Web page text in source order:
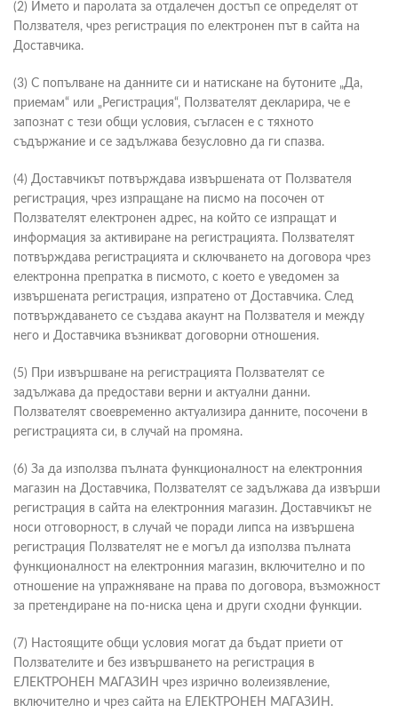
(2) Името и паролата за отдалечен достъп се определят от
Ползвателя, чрез регистрация по електронен път в сайта на
Доставчика.
(3) С попълване на данните си и натискане на бутоните „Да,
приемам“ или „Регистрация“, Ползвателят декларира, че е
запознат с тези общи условия, съгласен е с тяхното
съдържание и се задължава безусловно да ги спазва.
(4) Доставчикът потвърждава извършената от Ползвателя
регистрация, чрез изпращане на писмо на посочен от
Ползвателят електронен адрес, на който се изпращат и
информация за активиране на регистрацията. Ползвателят
потвърждава регистрацията и сключването на договора чрез
електронна препратка в писмото, с което е уведомен за
извършената регистрация, изпратено от Доставчика. След
потвърждаването се създава акаунт на Ползвателя и между
него и Доставчика възникват договорни отношения.
(5) При извършване на регистрацията Ползвателят се
задължава да предостави верни и актуални данни.
Ползвателят своевременно актуализира данните, посочени в
регистрацията си, в случай на промяна.
(6) За да използва пълната функционалност на електронния
магазин на Доставчика, Ползвателят се задължава да извърши
регистрация в сайта на електронния магазин. Доставчикът не
носи отговорност, в случай че поради липса на извършена
регистрация Ползвателят не е могъл да използва пълната
функционалност на електронния магазин, включително и по
отношение на упражняване на права по договора, възможност
за претендиране на по-ниска цена и други сходни функции.
(7) Настоящите общи условия могат да бъдат приети от
Ползвателите и без извършването на регистрация в
ЕЛЕКТРОНЕН МАГАЗИН чрез изрично волеизявление,
включително и чрез сайта на ЕЛЕКТРОНЕН МАГАЗИН.